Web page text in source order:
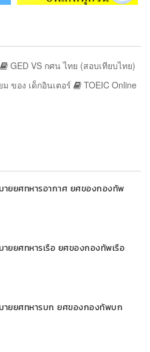
GED VS กศน ไทย (สอบเทียบไทย)
ของ เด็กอินเตอร์
TOEIC Online
ายยศทหารอากาศ ยศของกองทัพ
ายยศทหารเรือ ยศของกองทัพเรือ
ายยศทหารบก ยศของกองทัพบก